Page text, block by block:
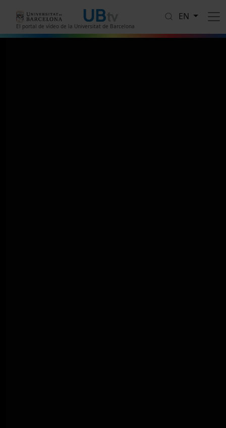
El portal de vídeo de la Universitat de Barcelona
EN